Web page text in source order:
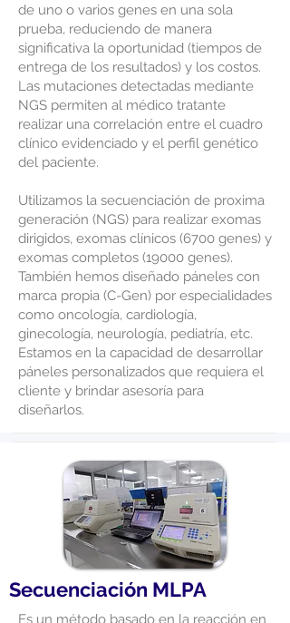
de uno o varios genes en una sola
prueba, reduciendo de manera
significativa la oportunidad (tiempos de
entrega de los resultados) y los costos.
Las mutaciones detectadas mediante
NGS permiten al médico tratante
realizar una correlación entre el cuadro
clínico evidenciado y el perfil genético
del paciente.
Utilizamos la secuenciación de proxima
generación (NGS) para realizar exomas
dirigidos, exomas clínicos (6700 genes) y
exomas completos (19000 genes).
También hemos diseñado páneles con
marca propia (C-Gen) por especialidades
como oncología, cardiología,
ginecología, neurología, pediatría, etc.
Estamos en la capacidad de desarrollar
páneles personalizados que requiera el
cliente y brindar asesoría para
diseñarlos.
Secuenciación MLPA
Es un método basado en la reacción en